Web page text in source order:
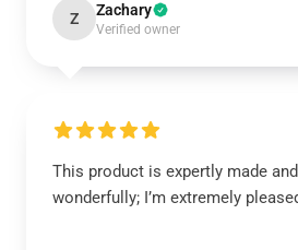
Z Zachary
Verified owner
This product is expertly made
wonderfully; I’m extremely